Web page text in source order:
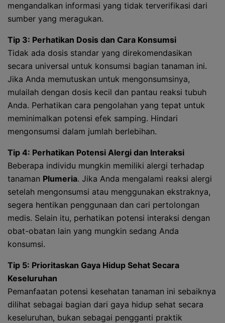
mengandalkan informasi yang tidak terverifikasi dari
sumber yang meragukan.
Tip 3: Perhatikan Dosis dan Cara Konsumsi
Tidak ada dosis standar yang direkomendasikan
secara universal untuk konsumsi bagian tanaman ini.
Jika Anda memutuskan untuk mengonsumsinya,
mulailah dengan dosis kecil dan pantau reaksi tubuh
Anda. Perhatikan cara pengolahan yang tepat untuk
meminimalkan potensi efek samping. Hindari
mengonsumsi dalam jumlah berlebihan.
Tip 4: Perhatikan Potensi Alergi dan Interaksi
Beberapa individu mungkin memiliki alergi terhadap
tanaman Plumeria. Jika Anda mengalami reaksi alergi
setelah mengonsumsi atau menggunakan ekstraknya,
segera hentikan penggunaan dan cari pertolongan
medis. Selain itu, perhatikan potensi interaksi dengan
obat-obatan lain yang mungkin sedang Anda
konsumsi.
Tip 5: Prioritaskan Gaya Hidup Sehat Secara
Keseluruhan
Pemanfaatan potensi kesehatan tanaman ini sebaiknya
dilihat sebagai bagian dari gaya hidup sehat secara
keseluruhan, bukan sebagai pengganti praktik